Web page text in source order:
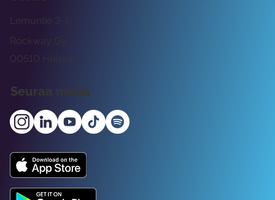
Rockway Oy
Lemuntie 3-5
00510 Helsinki
Seuraa meitä